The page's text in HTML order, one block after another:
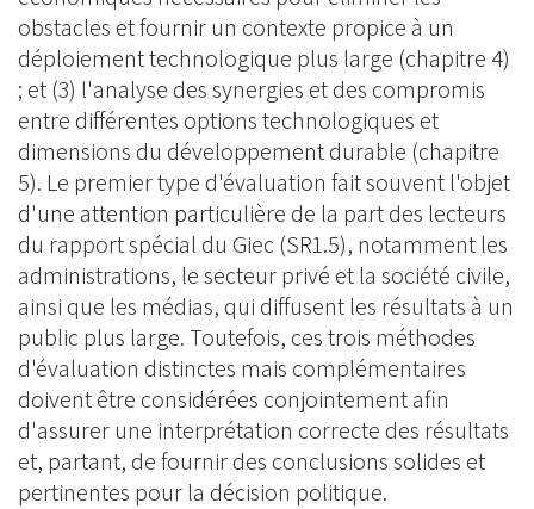
obstacles et fournir un contexte propice à un
déploiement technologique plus large (chapitre 4)
; et (3) l'analyse des synergies et des compromis
entre différentes options technologiques et
dimensions du développement durable (chapitre
5). Le premier type d'évaluation fait souvent l'objet
d'une attention particulière de la part des lecteurs
du rapport spécial du Giec (SR1.5), notamment les
administrations, le secteur privé et la société civile,
ainsi que les médias, qui diffusent les résultats à un
public plus large. Toutefois, ces trois méthodes
d'évaluation distinctes mais complémentaires
doivent être considérées conjointement afin
d'assurer une interprétation correcte des résultats
et, partant, de fournir des conclusions solides et
pertinentes pour la décision politique.